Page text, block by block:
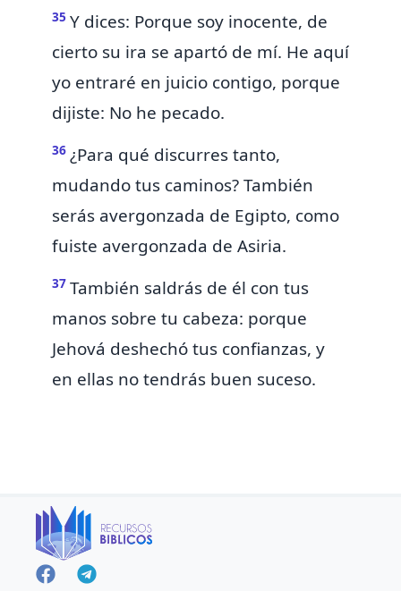
35 Y dices: Porque soy inocente, de
cierto su ira se apartó de mí. He aquí
yo entraré en juicio contigo, porque
dijiste: No he pecado.
36 ¿Para qué discurres tanto,
mudando tus caminos? También
serás avergonzada de Egipto, como
fuiste avergonzada de Asiria.
37 También saldrás de él con tus
manos sobre tu cabeza: porque
Jehová deshechó tus confianzas, y
en ellas no tendrás buen suceso.